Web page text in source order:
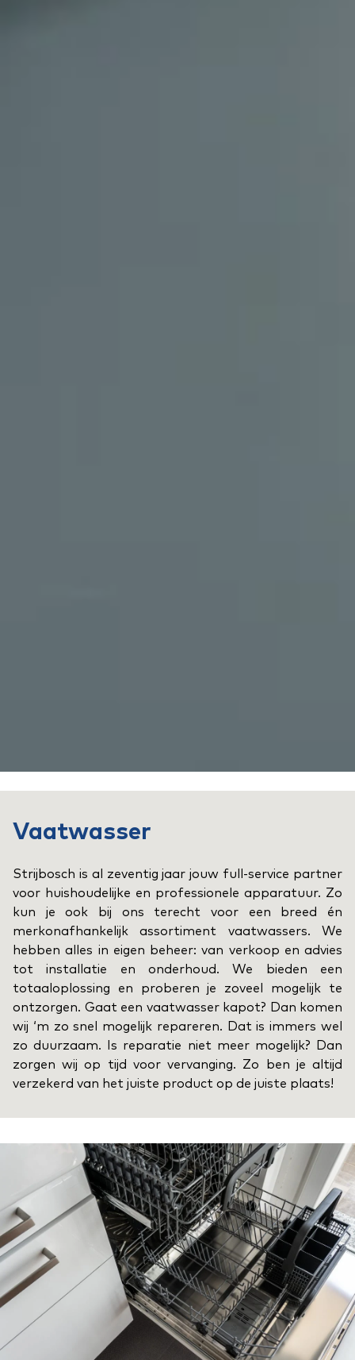
Vaatwasser
Strijbosch is al zeventig jaar jouw full-service partner
voor huishoudelijke en professionele apparatuur. Zo
kun je ook bij ons terecht voor een breed én
merkonafhankelijk assortiment vaatwassers. We
hebben alles in eigen beheer: van verkoop en advies
tot installatie en onderhoud. We bieden een
totaaloplossing en proberen je zoveel mogelijk te
ontzorgen. Gaat een vaatwasser kapot? Dan komen
wij ‘m zo snel mogelijk repareren. Dat is immers wel
zo duurzaam. Is reparatie niet meer mogelijk? Dan
zorgen wij op tijd voor vervanging. Zo ben je altijd
verzekerd van het juiste product op de juiste plaats!